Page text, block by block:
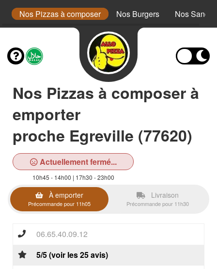
Nos Pizzas à composer Nos Burgers Nos
Nos Pizzas à composer à
emporter
proche Egreville (77620)
Actuellement fermé...
10h45 - 14h00 | 17h30 - 23h00
À emporter
Précommande pour 11h05
Livraison
Précommande pour 11h30
06.65.40.09.12
5/5 (voir les 25 avis)